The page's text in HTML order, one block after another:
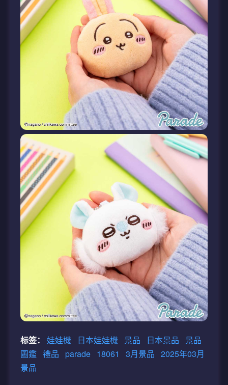
标签： 娃娃機 日本娃娃機 景品 日本景品
景品
圖鑑 禮品 parade 18061 3月景品 2025年03月
景品